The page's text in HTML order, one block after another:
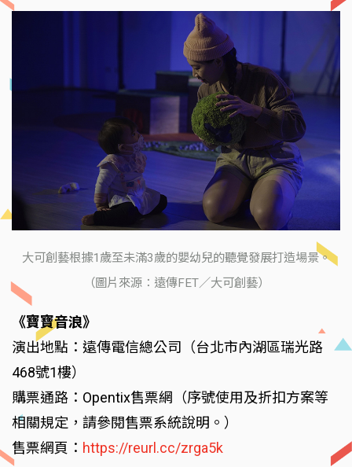
大可創藝根據1歲至未滿3歲的嬰幼兒的聽覺發展打造場景。
（圖片來源：遠傳FET／大可創藝）
《寶寶音浪》
演出地點：遠傳電信總公司（台北市內湖區瑞光路
468號1樓）
購票通路：Opentix售票網（序號使用及折扣方案等
相關規定，請參閱售票系統說明。）
售票網頁： https://reurl.cc/zrga5k